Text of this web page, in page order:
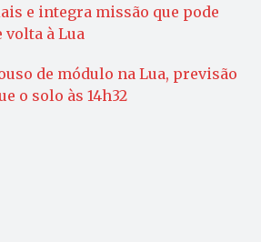
e integra missão que pode
volta à Lua
de módulo na Lua, previsão
o solo às 14h32